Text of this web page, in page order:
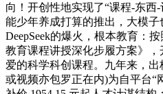
向！开创性地实现了“课程-东西
能少年养成打算的推出，大模
DeepSeek的爆火，根本教育：
教育课程讲授深化步履方案》
爱的科学科创课程。九年来，
或视频亦包罗正在内)为自平台“